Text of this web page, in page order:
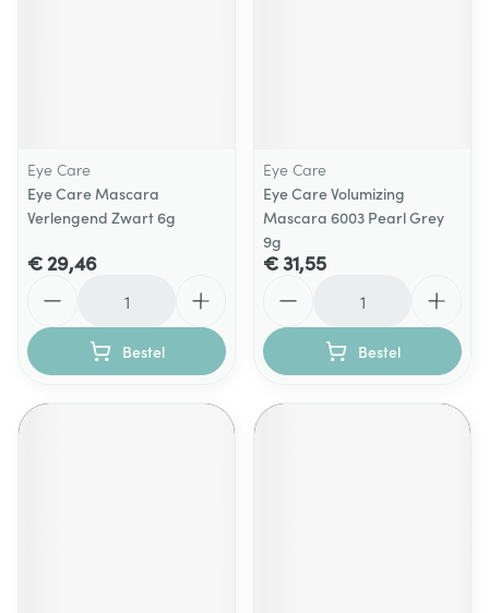
Eye Care
Eye Care Mascara
Verlengend Zwart 6g
€ 29,46
Bestel
Eye Care
Eye Care Volumizing
Mascara 6003 Pearl Grey
9g
€ 31,55
Bestel